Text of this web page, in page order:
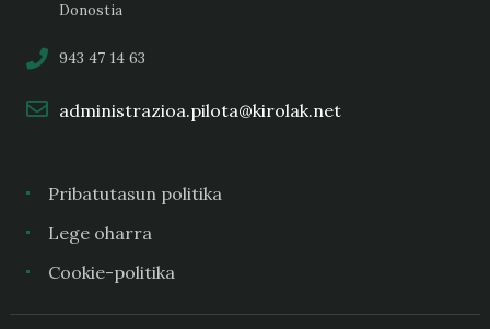
Donostia
943 47 14 63
administrazioa.pilota@kirolak.net
Pribatutasun politika
Lege oharra
Cookie-politika